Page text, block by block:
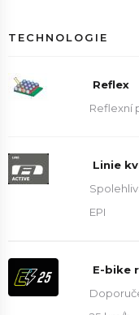
TECHNOLOGIE
Reflex
Reflexní
Linie
EPI
E-bike